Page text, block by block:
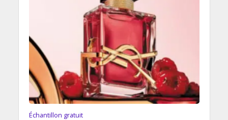
Échantillon gratuit